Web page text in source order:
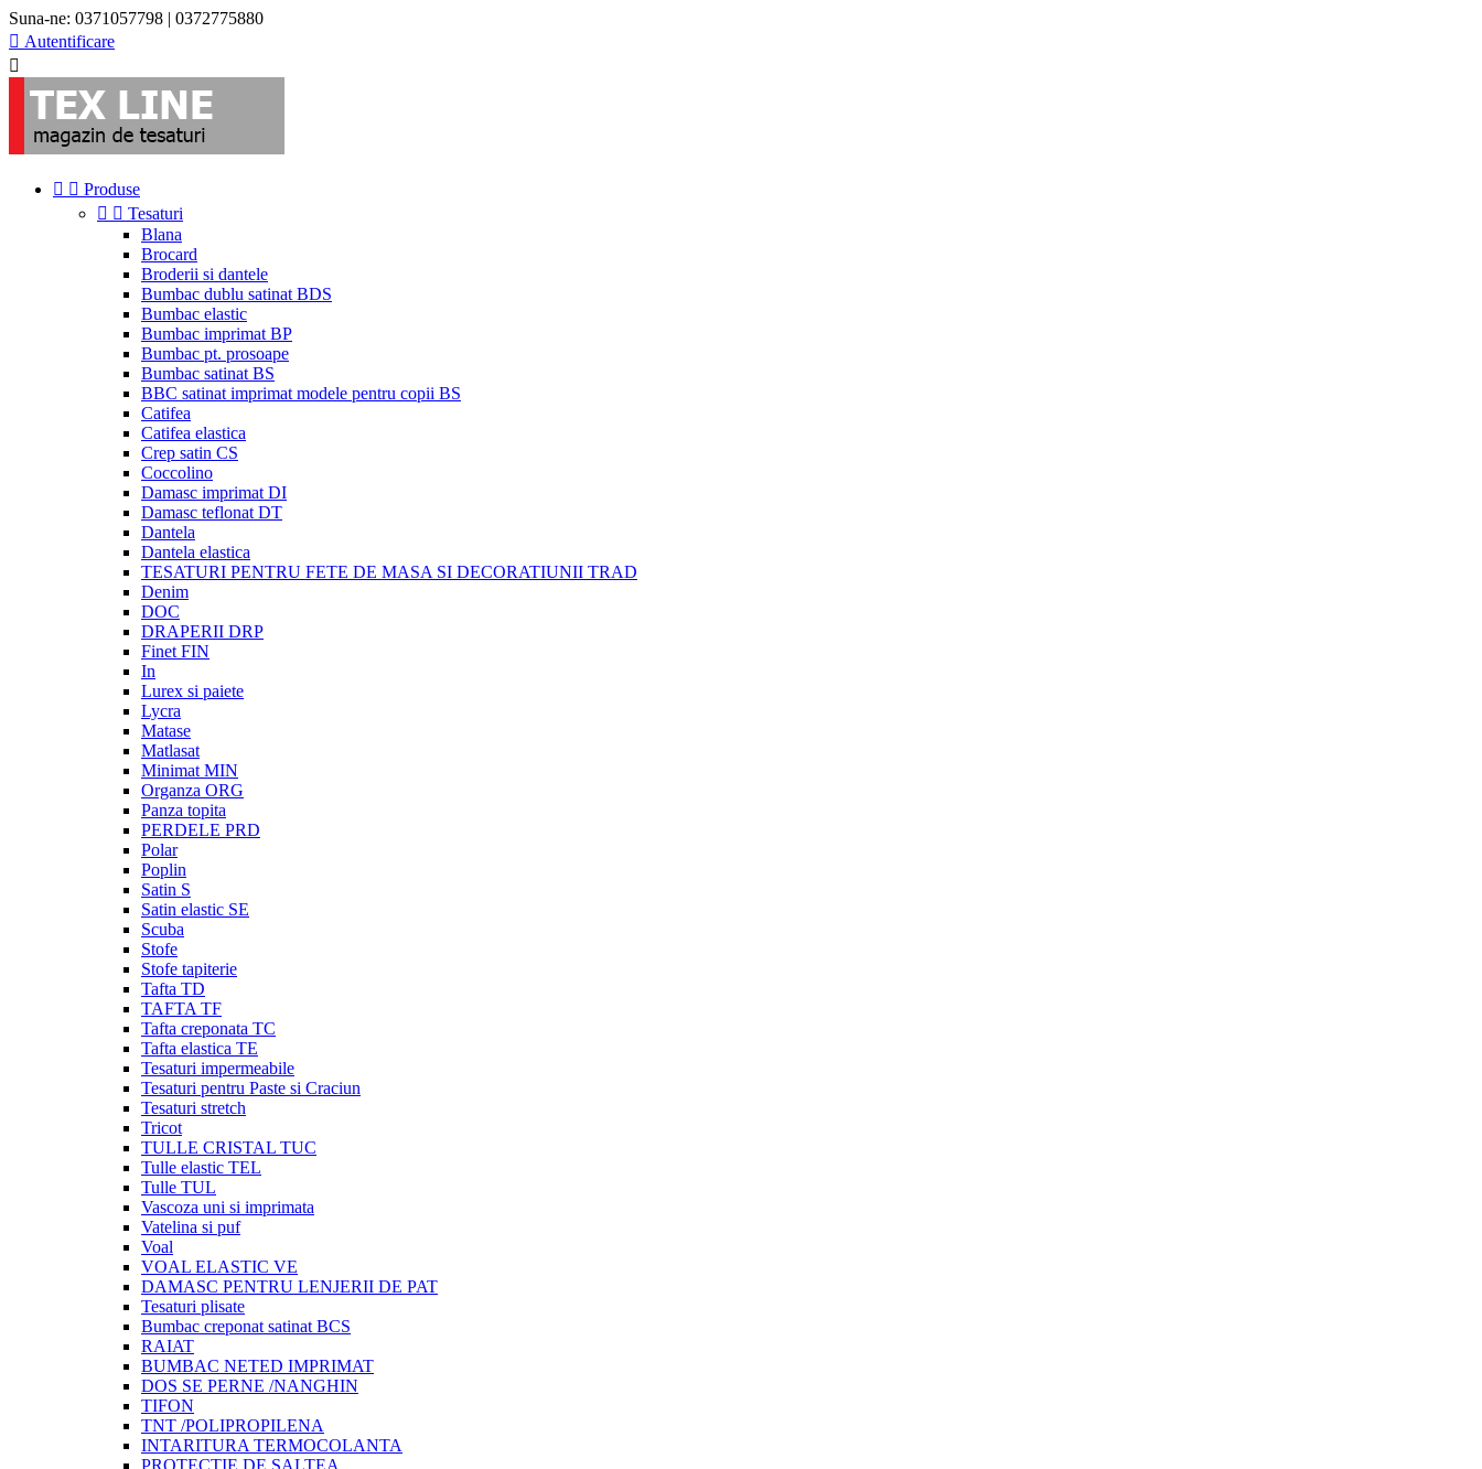
Suna-ne: 0371057798 | 0372775880
 Autentificare

  Produse
  Tesaturi
Blana
Brocard
Broderii si dantele
Bumbac dublu satinat BDS
Bumbac elastic
Bumbac imprimat BP
Bumbac pt. prosoape
Bumbac satinat BS
BBC satinat imprimat modele pentru copii BS
Catifea
Catifea elastica
Crep satin CS
Coccolino
Damasc imprimat DI
Damasc teflonat DT
Dantela
Dantela elastica
TESATURI PENTRU FETE DE MASA SI DECORATIUNII TRAD
Denim
DOC
DRAPERII DRP
Finet FIN
In
Lurex si paiete
Lycra
Matase
Matlasat
Minimat MIN
Organza ORG
Panza topita
PERDELE PRD
Polar
Poplin
Satin S
Satin elastic SE
Scuba
Stofe
Stofe tapiterie
Tafta TD
TAFTA TF
Tafta creponata TC
Tafta elastica TE
Tesaturi impermeabile
Tesaturi pentru Paste si Craciun
Tesaturi stretch
Tricot
TULLE CRISTAL TUC
Tulle elastic TEL
Tulle TUL
Vascoza uni si imprimata
Vatelina si puf
Voal
VOAL ELASTIC VE
DAMASC PENTRU LENJERII DE PAT
Tesaturi plisate
Bumbac creponat satinat BCS
RAIAT
BUMBAC NETED IMPRIMAT
DOS SE PERNE /NANGHIN
TIFON
TNT /POLIPROPILENA
INTARITURA TERMOCOLANTA
PROTECTIE DE SALTEA